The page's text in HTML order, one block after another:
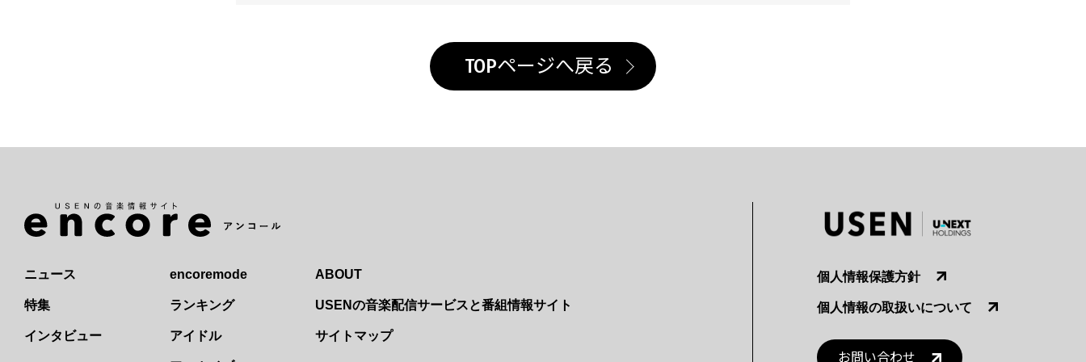
TOPページへ戻る
ニュース
特集
インタビュー
encoremode
ランキング
アイドル
ABOUT
USENの音楽配信サービスと番組情報サイト
サイトマップ
個人情報保護方針
個人情報の取扱いについて
お問い合わせ